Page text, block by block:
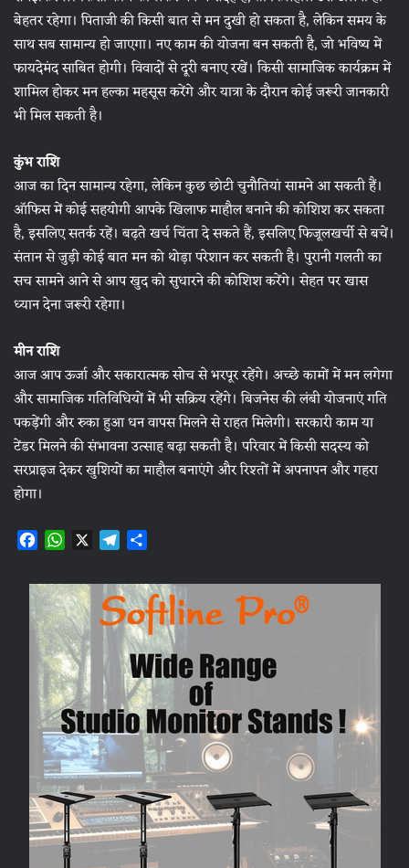
बेहतर रहेगा। पिताजी की किसी बात से मन दुखी हो सकता है, लेकिन समय के
साथ सब सामान्य हो जाएगा। नए काम की योजना बन सकती है, जो भविष्य में
फायदेमंद साबित होगी। विवादों से दूरी बनाए रखें। किसी सामाजिक कार्यक्रम में
शामिल होकर मन हल्का महसूस करेंगे और यात्रा के दौरान कोई जरूरी जानकारी
भी मिल सकती है।
कुंभ राशि
आज का दिन सामान्य रहेगा, लेकिन कुछ छोटी चुनौतियां सामने आ सकती हैं।
ऑफिस में कोई सहयोगी आपके खिलाफ माहौल बनाने की कोशिश कर सकता
है, इसलिए सतर्क रहें। बढ़ते खर्च चिंता दे सकते हैं, इसलिए फिजूलखर्ची से बचें।
संतान से जुड़ी कोई बात मन को थोड़ा परेशान कर सकती है। पुरानी गलती का
सच सामने आने से आप खुद को सुधारने की कोशिश करेंगे। सेहत पर खास
ध्यान देना जरूरी रहेगा।
मीन राशि
आज आप ऊर्जा और सकारात्मक सोच से भरपूर रहेंगे। अच्छे कामों में मन लगेगा
और सामाजिक गतिविधियों में भी सक्रिय रहेंगे। बिजनेस की लंबी योजनाएं गति
पकड़ेंगी और रुका हुआ धन वापस मिलने से राहत मिलेगी। सरकारी काम या
टेंडर मिलने की संभावना उत्साह बढ़ा सकती है। परिवार में किसी सदस्य को
सरप्राइज देकर खुशियों का माहौल बनाएंगे और रिश्तों में अपनापन और गहरा
होगा।
F
c
e
b
o
o
k
W
a
t
s
A
p
p
X T
l
e
g
r
a
m
a
r
e